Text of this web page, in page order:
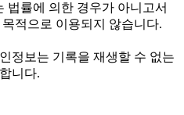
법률에 의한 경우가 아니고서
적으로 이용되지 않습니다.
정보는 기록을 재생할 수 없는
니다.